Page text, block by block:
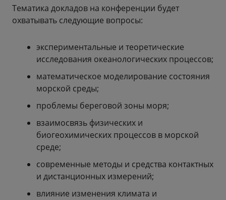
Тематика докладов на конференции будет
охватывать следующие вопросы:
экспериментальные и теоретические
исследования океанологических процессов;
математическое моделирование состояния
морской среды;
проблемы береговой зоны моря;
взаимосвязь физических и
биогеохимических процессов в морской
среде;
современные методы и средства контактных
и дистанционных измерений;
влияние изменения климата и